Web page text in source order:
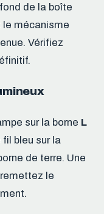
de la boîte
le mécanisme
Vérifiez
sur la borne L
fil bleu sur la
de terre. Une
le